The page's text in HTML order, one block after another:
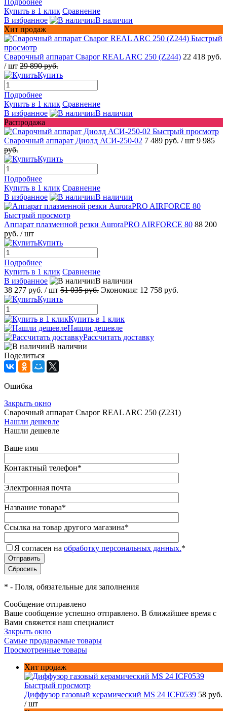
Купить в 1 клик Сравнение
В избранное
В наличии
Хит продаж
Быстрый
просмотр
Сварочный аппарат Сварог REAL ARC 250 (Z244) 22 418 руб.
/ шт 29 890 руб.
Купить
Подробнее
Купить в 1 клик Сравнение
В избранное
В наличии
Распродажа
Быстрый просмотр
Сварочный аппарат Диолд АСИ-250-02 7 489 руб. / шт 9 985
руб.
Купить
Подробнее
Купить в 1 клик Сравнение
В избранное
В наличии
Быстрый просмотр
Аппарат плазменной резки AuroraPRO AIRFORCE 80 88 200
руб. / шт
Купить
Подробнее
Купить в 1 клик Сравнение
В избранное
В наличии
38 277 руб. / шт 51 035 руб. Экономия: 12 758 руб.
Купить
Купить в 1 клик
Нашли дешевле
Рассчитать доставку
В наличии
Поделиться
Ошибка
Закрыть окно
Сварочный аппарат Сварог REAL ARC 250 (Z231)
Нашли дешевле
Нашли дешевле
Ваше имя
Контактный телефон*
Электронная почта
Название товара*
Ссылка на товар другого магазина*
Я согласен на обработку персональных данных.*
* - Поля, обязательные для заполнения
Сообщение отправлено
Ваше сообщение успешно отправлено. В ближайшее время с
Вами свяжется наш специалист
Закрыть окно
Самые продаваемые товары
Просмотренные товары
Хит продаж
Быстрый просмотр
Диффузор газовый керамический MS 24 ICF0539 58 руб.
/ шт